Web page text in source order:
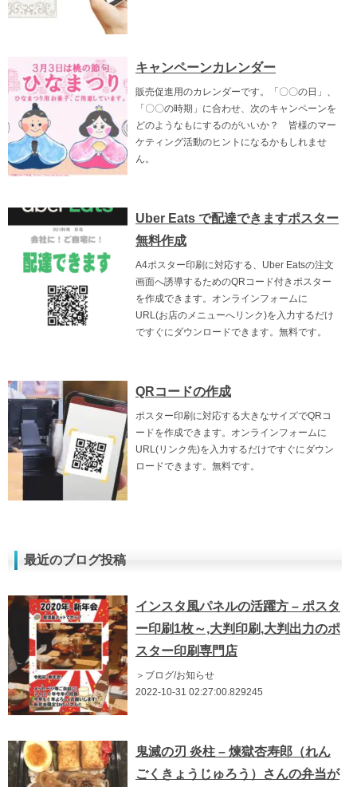
キャンペーンカレンダー
販売促進用のカレンダーです。「〇〇の日」、
「〇〇の時期」に合わせ、次のキャンペーンを
どのようなもにするのがいいか？ 皆様のマー
ケティング活動のヒントになるかもしれませ
ん。
Uber Eats で配達できますポスター
無料作成
A4ポスター印刷に対応する、Uber Eatsの注文
画面へ誘導するためのQRコード付きポスター
を作成できます。オンラインフォームに
URL(お店のメニューへリンク)を入力するだけ
ですぐにダウンロードできます。無料です。
QRコードの作成
ポスター印刷に対応する大きなサイズでQRコ
ードを作成できます。オンラインフォームに
URL(リンク先)を入力するだけですぐにダウン
ロードできます。無料です。
最近のブログ投稿
インスタ風パネルの活躍方 – ポスタ
ー印刷1枚～,大判印刷,大判出力のポ
スター印刷専門店
＞ブログ/お知らせ
2022-10-31 02:27:00.829245
鬼滅の刃 炎柱 – 煉獄杏寿郎（れん
ごくきょうじゅろう）さんの弁当が